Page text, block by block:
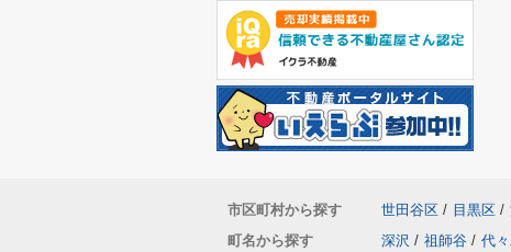
市区町村から探す 世田谷区 / 目黒区 /
町名から探す
深沢 / 祖師谷 / 代